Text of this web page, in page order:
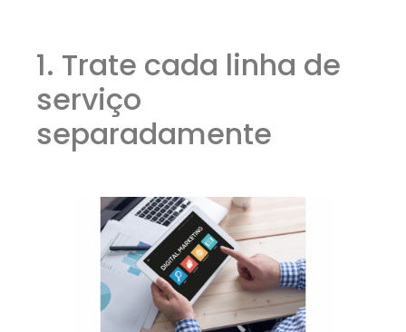
1. Trate cada linha de
serviço
separadamente